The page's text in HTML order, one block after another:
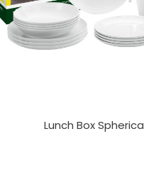
Lunch Box Spherica